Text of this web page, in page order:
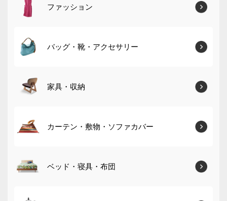
ファッション
バッグ・靴・アクセサリー
家具・収納
カーテン・敷物・ソファカバー
ベッド・寝具・布団